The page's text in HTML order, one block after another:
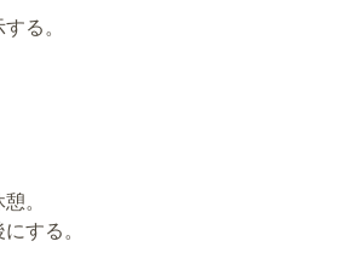
る。
。